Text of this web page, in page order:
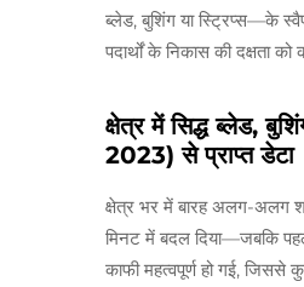
ब्लेड, बुशिंग या स्ट्रिप्स—के
पदार्थों के निकास की दक्षता
क्षेत्र में सिद्ध ब्लेड,
2023) से प्राप्त डेटा
क्षेत्र भर में बारह अलग-अलग
मिनट में बदल दिया—जबकि
काफी महत्वपूर्ण हो गई,